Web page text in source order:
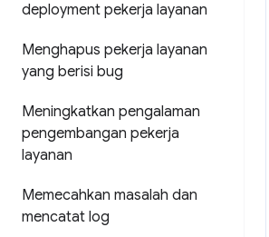
deployment pekerja layanan
Menghapus pekerja layanan
yang berisi bug
Meningkatkan pengalaman
pengembangan pekerja
layanan
Memecahkan masalah dan
mencatat log